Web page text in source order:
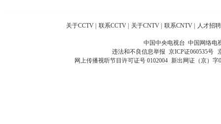
关于CCTV 联系CCTV 关于CNTV 联系CNTV 人才招聘
中国中央电视台 中国网络电
违法和不良信息举报 京ICP证060535号
网上传播视听节目许可证号 0102004 新出网证（京）